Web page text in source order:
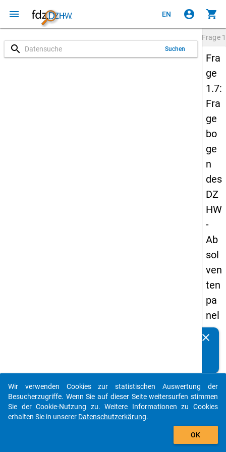
menu EN account_circle shopping_cart
search Suchen
Frage
Fra
ge
1.7:
Fra
ge
bo
ge
n
des
DZ
HW
-
Ab
sol
ven
ten
pa
nel
s
-
zw
eit
clear
auto_stories
add_shopping_cart
Wir verwenden Cookies zur statistischen Auswertung der
Besucherzugriffe. Wenn Sie auf dieser Seite weitersurfen stimmen
Sie der Cookie-Nutzung zu. Weitere Informationen zu Cookies
erhalten Sie in unserer Datenschutzerkärung.
OK